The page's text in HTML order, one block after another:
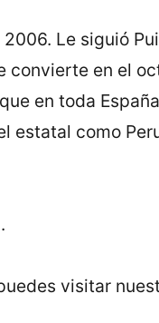
Le siguió
convierte en el
que en toda
estatal como
visitar